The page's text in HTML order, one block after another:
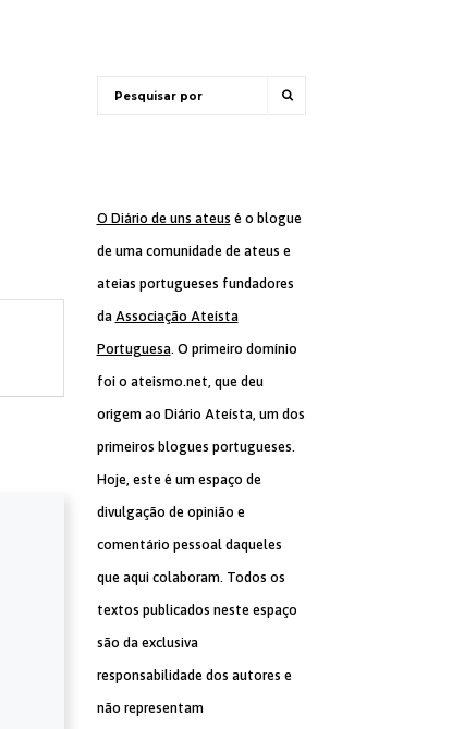
O Diário de uns ateus é o blogue
de uma comunidade de ateus e
ateias portugueses fundadores
da Associação Ateísta
Portuguesa. O primeiro domínio
foi o ateismo.net, que deu
origem ao Diário Ateísta, um dos
primeiros blogues portugueses.
Hoje, este é um espaço de
divulgação de opinião e
comentário pessoal daqueles
que aqui colaboram. Todos os
textos publicados neste espaço
são da exclusiva
responsabilidade dos autores e
não representam